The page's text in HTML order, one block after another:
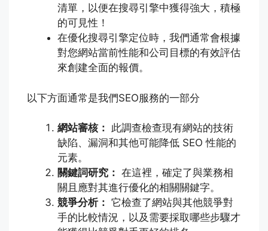
清單，以便在搜尋引擎中獲得強大，積極
的可見性！
在優化搜尋引擎定位時，我們通常會根據
對您網站當前性能和公司目標的有效評估
來創建全面的報價。
以下方面通常是我們SEO服務的一部分
網站審核： 此調查檢查現有網站的技術
缺陷、漏洞和其他可能降低 SEO 性能的
元素。
關鍵詞研究： 在這裡，確定了與業務相
關且應對其進行優化的相關關鍵字。
競爭分析： 它檢查了網站與其他競爭對
手的比較情況，以及需要採取哪些步驟才